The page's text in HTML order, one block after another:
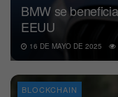
BMW se
EEUU
16 DE MAYO DE 2025
BLOCKCHAIN